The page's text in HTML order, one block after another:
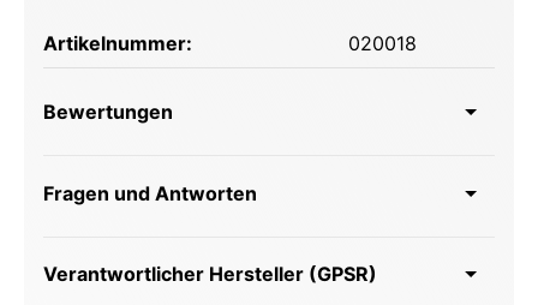
Artikelnummer: 020018
Bewertungen
Fragen und Antworten
Verantwortlicher Hersteller (GPSR)